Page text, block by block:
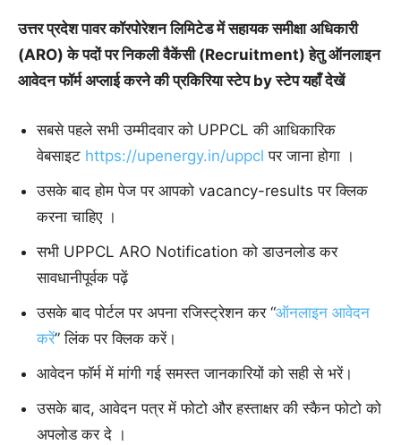
उत्तर प्रदेश पावर कॉरपोरेशन लिमिटेड में सहायक समीक्षा अधिकारी
(ARO) के पदों पर निकली वैकेंसी (Recruitment) हेतु ऑनलाइन
आवेदन फॉर्म अप्लाई करने की प्रकिरिया स्टेप by स्टेप यहाँ देखें
सबसे पहले सभी उम्मीदवार को UPPCL की आधिकारिक
वेबसाइट https://upenergy.in/uppcl पर जाना होगा ।
उसके बाद होम पेज पर आपको vacancy-results पर क्लिक
करना चाहिए ।
सभी UPPCL ARO Notification को डाउनलोड कर
सावधानीपूर्वक पढ़ें
उसके बाद पोर्टल पर अपना रजिस्ट्रेशन कर “ऑनलाइन आवेदन
करें” लिंक पर क्लिक करें।
आवेदन फॉर्म में मांगी गई समस्त जानकारियों को सही से भरें।
उसके बाद, आवेदन पत्र में फोटो और हस्ताक्षर की स्कैन फोटो को
अपलोड कर दे ।